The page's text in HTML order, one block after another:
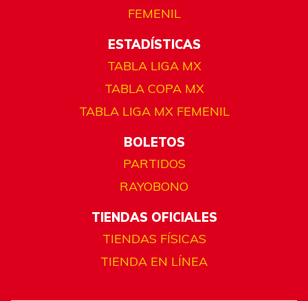
FEMENIL
ESTADÍSTICAS
TABLA LIGA MX
TABLA COPA MX
TABLA LIGA MX FEMENIL
BOLETOS
PARTIDOS
RAYOBONO
TIENDAS OFICIALES
TIENDAS FÍSICAS
TIENDA EN LÍNEA